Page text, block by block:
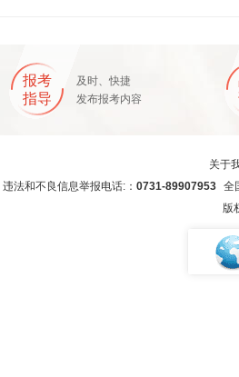
报考
指导
及时、快捷
发布报考内容
关于
违法和不良信息举报电话:： 0731-89907953全
版